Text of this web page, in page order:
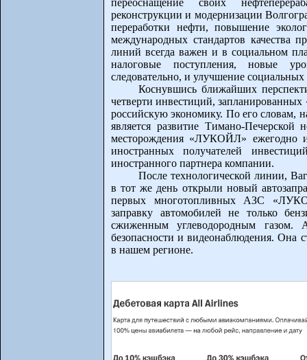
переоснащение своих
реконструкции и модернизации
переработки нефти, повышение
международных стандартов качества
линий всегда важен и в социальном
налоговые поступления, новые
следовательно, и улучшение
Коснувшись ближайших
четверти инвестиций,
российскую экономику. По его словам,
является развитие Тимано-
месторождения «ЛУКОЙЛ» ежегодно
иностранных получателей
иностранного партнера компании.
После технологической линии,
в тот же день открыли новый
первых многотопливных АЗС
заправку автомобилей не только
сжиженным углеводородным газом.
безопасности и видеонаблюдения.
в нашем регионе.